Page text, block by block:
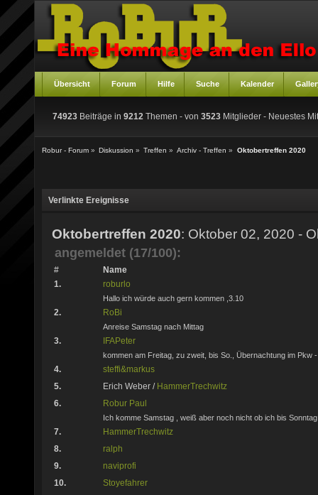
Übersicht Forum Hilfe Suche Kalender
74923 Beiträge in 9212 Themen - von 3523 Mitglieder - Neuestes
Robur - Forum » Diskussion » Treffen » Archiv - Treffen » Oktobertreffen 2020
Verlinkte Ereignisse
Oktobertreffen 2020: Oktober 02, 2020 -
angemeldet (17/100):
#
Name
1.
roburlo
Hallo ich würde auch gern kommen ,3.10
2. RoBi
Anreise Samstag nach Mittag
3. IFAPeter
kommen am Freitag, zu zweit, bis So., Übernachtung im Pkw
4.
steffi&markus
5.
Erich Weber / HammerTrechwitz
6.
Robur Paul
Ich komme Samstag , weiß aber noch nicht ob ich bis
7.
HammerTrechwitz
8.
ralph
9.
naviprofi
10.
Stoyefahrer